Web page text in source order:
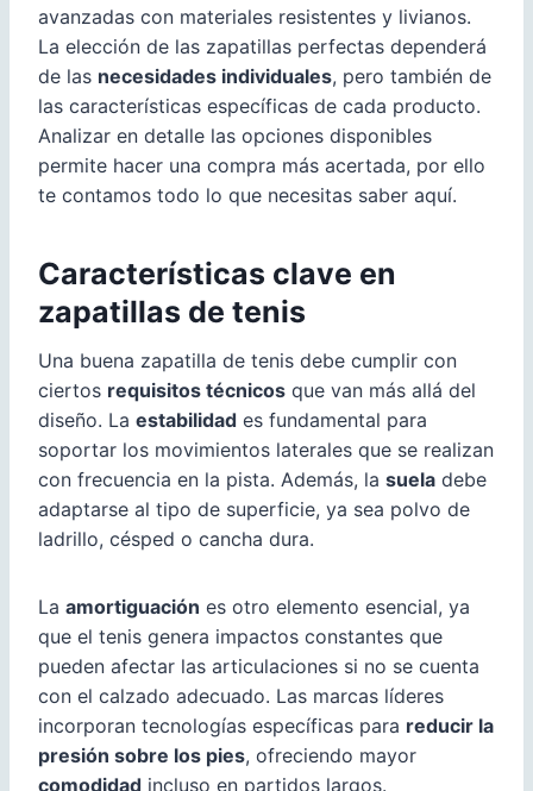
avanzadas con materiales resistentes y livianos.
La elección de las zapatillas perfectas dependerá
de las necesidades individuales, pero también de
las características específicas de cada producto.
Analizar en detalle las opciones disponibles
permite hacer una compra más acertada, por ello
te contamos todo lo que necesitas saber aquí.
Características clave en
zapatillas de tenis
Una buena zapatilla de tenis debe cumplir con
ciertos requisitos técnicos que van más allá del
diseño. La estabilidad es fundamental para
soportar los movimientos laterales que se realizan
con frecuencia en la pista. Además, la suela debe
adaptarse al tipo de superficie, ya sea polvo de
ladrillo, césped o cancha dura.
La amortiguación es otro elemento esencial, ya
que el tenis genera impactos constantes que
pueden afectar las articulaciones si no se cuenta
con el calzado adecuado. Las marcas líderes
incorporan tecnologías específicas para reducir la
presión sobre los pies, ofreciendo mayor
comodidad incluso en partidos largos.